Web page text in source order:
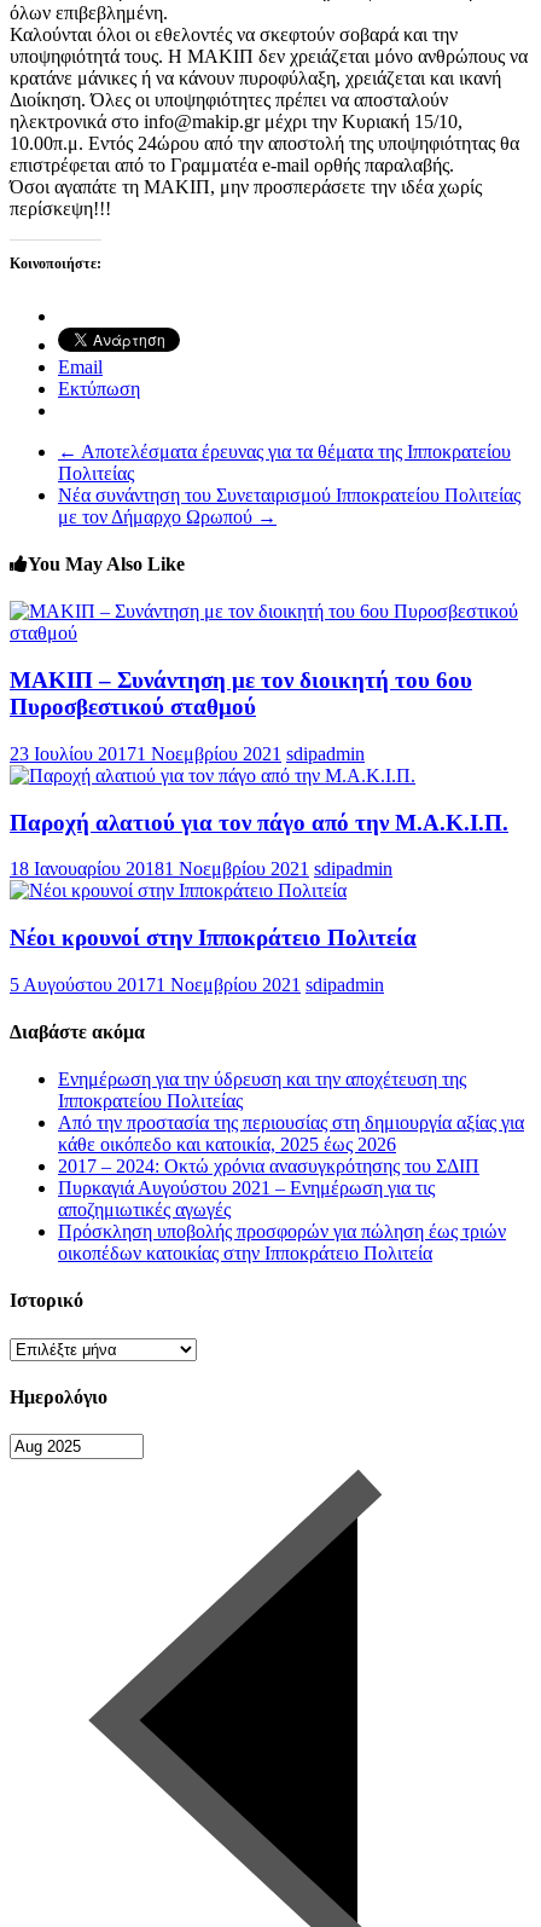
όλων επιβεβλημένη.
Καλούνται όλοι οι εθελοντές να σκεφτούν σοβαρά και την
υποψηφιότητά τους. Η ΜΑΚΙΠ δεν χρειάζεται μόνο ανθρώπους να
κρατάνε μάνικες ή να κάνουν πυροφύλαξη, χρειάζεται και ικανή
Διοίκηση. Όλες οι υποψηφιότητες πρέπει να αποσταλούν
ηλεκτρονικά στο info@makip.gr μέχρι την Κυριακή 15/10,
10.00π.μ. Εντός 24ώρου από την αποστολή της υποψηφιότητας θα
επιστρέφεται από το Γραμματέα e-mail ορθής παραλαβής.
Όσοι αγαπάτε τη ΜΑΚΙΠ, μην προσπεράσετε την ιδέα χωρίς
περίσκεψη!!!
Κοινοποιήστε:
Email
Εκτύπωση
← Αποτελέσματα έρευνας για τα θέματα της Ιπποκρατείου
Πολιτείας
Νέα συνάντηση του Συνεταιρισμού Ιπποκρατείου Πολιτείας
με τον Δήμαρχο Ωρωπού →
You May Also Like
ΜΑΚΙΠ – Συνάντηση με τον διοικητή του 6ου
Πυροσβεστικού σταθμού
23 Ιουλίου 20171 Νοεμβρίου 2021 sdipadmin
Παροχή αλατιού για τον πάγο από την Μ.Α.Κ.Ι.Π.
18 Ιανουαρίου 20181 Νοεμβρίου 2021 sdipadmin
Nέοι κρουνοί στην Ιπποκράτειο Πολιτεία
5 Αυγούστου 20171 Νοεμβρίου 2021 sdipadmin
Διαβάστε ακόμα
Ενημέρωση για την ύδρευση και την αποχέτευση της
Ιπποκρατείου Πολιτείας
Από την προστασία της περιουσίας στη δημιουργία αξίας για
κάθε οικόπεδο και κατοικία, 2025 έως 2026
2017 – 2024: Οκτώ χρόνια ανασυγκρότησης του ΣΔΙΠ
Πυρκαγιά Αυγούστου 2021 – Ενημέρωση για τις
αποζημιωτικές αγωγές
Πρόσκληση υποβολής προσφορών για πώληση έως τριών
οικοπέδων κατοικίας στην Ιπποκράτειο Πολιτεία
Ιστορικό
Ιστορικό
Ημερολόγιο